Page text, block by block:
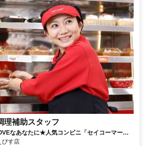
理補助スタッフ
なあなたに★人気コンビニ「セイコーマー
◎す店